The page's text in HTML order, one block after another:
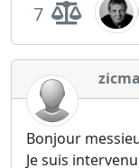
7
Bonjour
Je suis